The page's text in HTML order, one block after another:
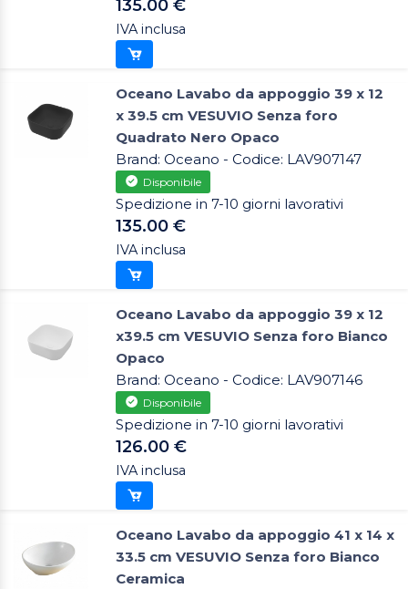
135.00 €
IVA inclusa
Oceano Lavabo da appoggio 39 x 12
x 39.5 cm VESUVIO Senza foro
Quadrato Nero Opaco
Brand: Oceano - Codice: LAV907147
Disponibile
Spedizione in 7-10 giorni lavorativi
135.00 €
IVA inclusa
Oceano Lavabo da appoggio 39 x 12
x39.5 cm VESUVIO Senza foro Bianco
Opaco
Brand: Oceano - Codice: LAV907146
Disponibile
Spedizione in 7-10 giorni lavorativi
126.00 €
IVA inclusa
Oceano Lavabo da appoggio 41 x 14 x
33.5 cm VESUVIO Senza foro Bianco
Ceramica